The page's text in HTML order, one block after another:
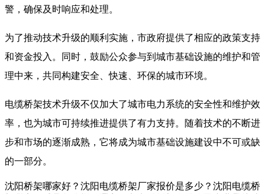
警，确保及时响应和处理。
为了推动技术升级的顺利实施，市政府提供了相应的政策支持
和资金投入。同时，鼓励公众参与到城市基础设施的维护和管
理中来，共同构建安全、快速、环保的城市环境。
电缆桥架技术升级不仅加大了城市电力系统的安全性和维护效
率，也为城市可持续推进提供了有力支持。随着技术的不断进
步和市场的逐渐成熟，它将成为城市基础设施建设中不可或缺
的一部分。
沈阳桥架哪家好？沈阳电缆桥架厂家报价是多少？沈阳电缆桥